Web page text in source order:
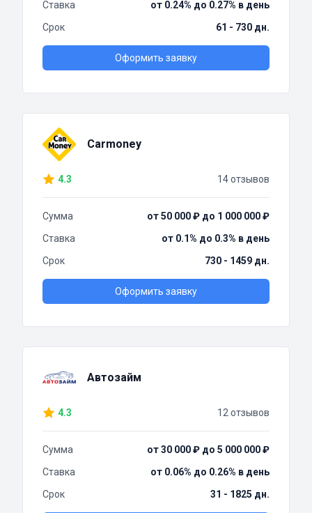
Ставка
от 0.24% до 0.27% в день
Срок
61 - 730 дн.
Оформить заявку
Carmoney
4.3 14 отзывов
Сумма
от 50 000 ₽ до 1 000 000 ₽
Ставка
от 0.1% до 0.3% в день
Срок
730 - 1459 дн.
Оформить заявку
Автозайм
4.3 12 отзывов
Сумма
от 30 000 ₽ до 5 000 000 ₽
Ставка
от 0.06% до 0.26% в день
Срок
31 - 1825 дн.